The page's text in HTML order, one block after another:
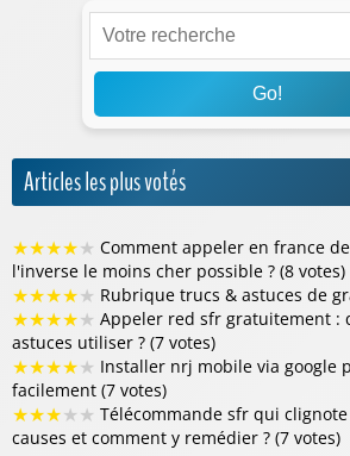
Go!
Articles les plus votés
★★★★★ Comment appeler en france
l'inverse le moins cher possible ? (8 votes)
★★★★★ Rubrique trucs & astuces de
★★★★★ Appeler red sfr gratuitement :
astuces utiliser ? (7 votes)
★★★★★ Installer nrj mobile via google
facilement (7 votes)
★★★★★ Télécommande sfr qui
causes et comment y remédier ? (7 votes)